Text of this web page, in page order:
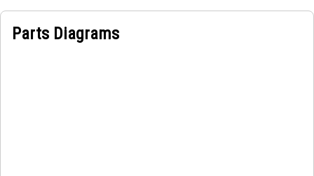
Parts Diagrams